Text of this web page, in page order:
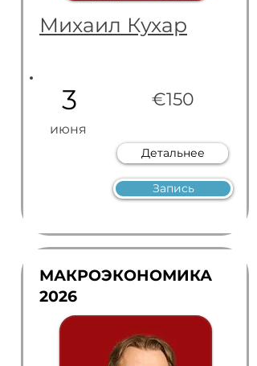
Михаил Кухар
3
июня
€150
Детальнее
Запись
МАКРОЭКОНОМИКА
2026